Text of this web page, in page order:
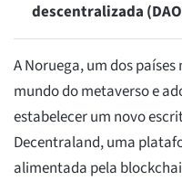
descentralizada
A Noruega, um dos
mundo do metaverso e
estabelecer um novo
Decentraland, uma
alimentada pela